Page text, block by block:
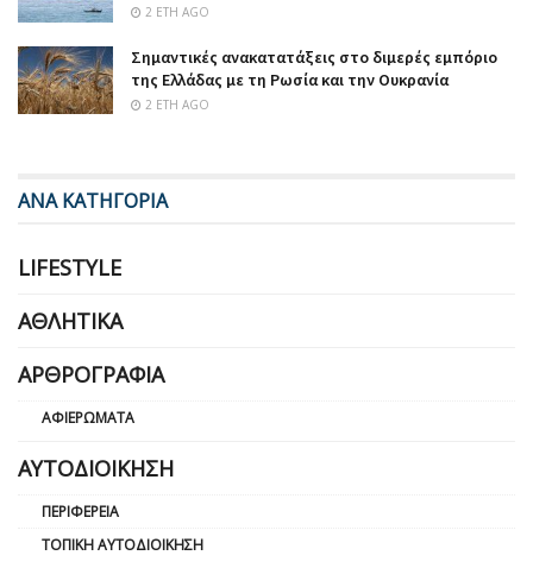
2 ΈΤΗ AGO
Σημαντικές ανακατατάξεις στο διμερές εμπόριο
της Ελλάδας με τη Ρωσία και την Ουκρανία
2 ΈΤΗ AGO
ΑΝΑ ΚΑΤΗΓΟΡΙΑ
LIFESTYLE
ΑΘΛΗΤΙΚΆ
ΑΡΘΡΟΓΡΑΦΊΑ
ΑΦΙΕΡΏΜΑΤΑ
ΑΥΤΟΔΙΟΊΚΗΣΗ
ΠΕΡΙΦΈΡΕΙΑ
ΤΟΠΙΚΉ ΑΥΤΟΔΙΟΊΚΗΣΗ